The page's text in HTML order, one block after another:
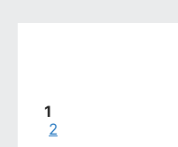
페이지
1
페이지
2